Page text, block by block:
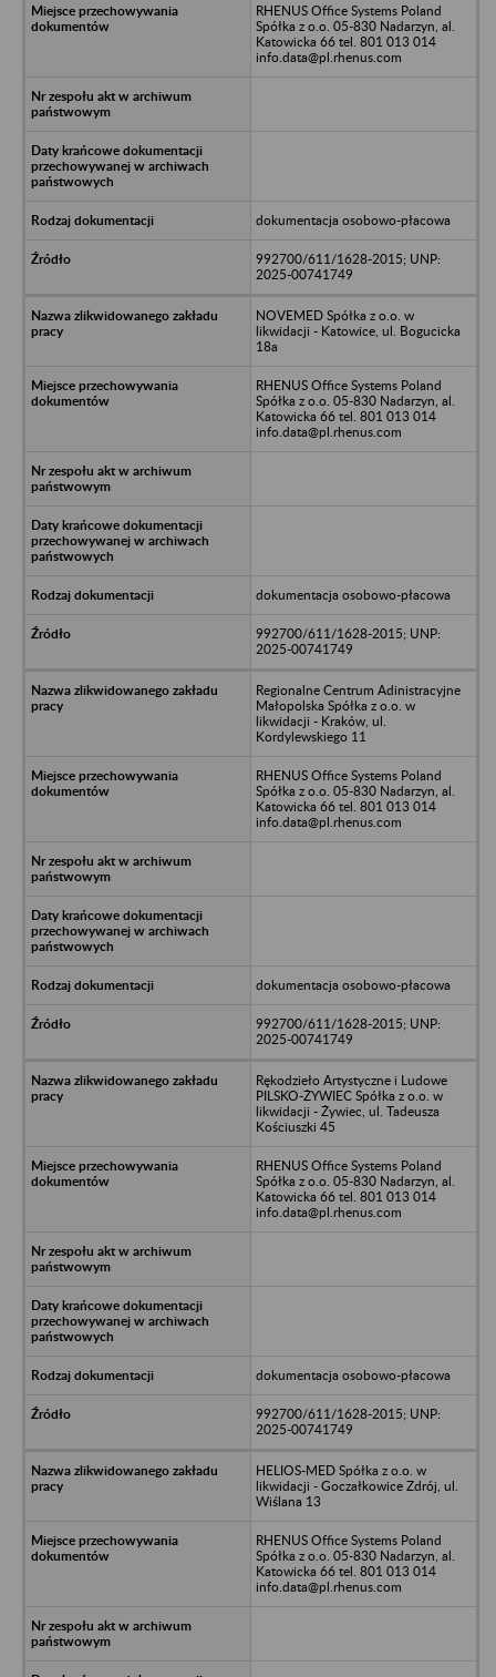
RHENUS Office Systems Poland
Spółka z o.o. 05-830 Nadarzyn, al.
Katowicka 66 tel. 801 013 014
info.data@pl.rhenus.com
dokumentacja osobowo-płacowa
992700/611/1628-2015; UNP:
2025-00741749
NOVEMED Spółka z o.o. w
likwidacji - Katowice, ul. Bogucicka
18a
RHENUS Office Systems Poland
Spółka z o.o. 05-830 Nadarzyn, al.
Katowicka 66 tel. 801 013 014
info.data@pl.rhenus.com
dokumentacja osobowo-płacowa
992700/611/1628-2015; UNP:
2025-00741749
Regionalne Centrum Adinistracyjne
Małopolska Spółka z o.o. w
likwidacji - Kraków, ul.
Kordylewskiego 11
RHENUS Office Systems Poland
Spółka z o.o. 05-830 Nadarzyn, al.
Katowicka 66 tel. 801 013 014
info.data@pl.rhenus.com
dokumentacja osobowo-płacowa
992700/611/1628-2015; UNP:
2025-00741749
Rękodzieło Artystyczne i Ludowe
PILSKO-ŻYWIEC Spółka z o.o. w
likwidacji - Żywiec, ul. Tadeusza
Kościuszki 45
RHENUS Office Systems Poland
Spółka z o.o. 05-830 Nadarzyn, al.
Katowicka 66 tel. 801 013 014
info.data@pl.rhenus.com
dokumentacja osobowo-płacowa
992700/611/1628-2015; UNP:
2025-00741749
HELIOS-MED Spółka z o.o. w
likwidacji - Goczałkowice Zdrój, ul.
Wiślana 13
RHENUS Office Systems Poland
Spółka z o.o. 05-830 Nadarzyn, al.
Katowicka 66 tel. 801 013 014
info.data@pl.rhenus.com